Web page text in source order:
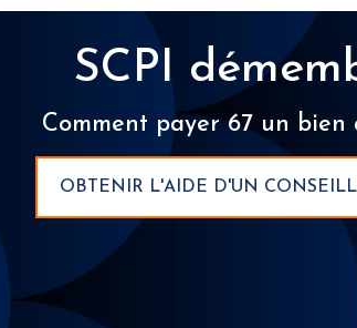
SCPI
Comment payer 67 un bien
OBTENIR L'AIDE D'UN